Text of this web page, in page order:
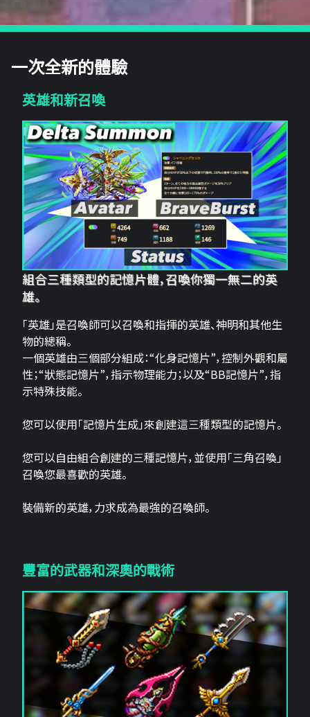
一次全新的體驗
英雄和新召喚
組合三種類型的記憶片體，召喚你獨一無二的英
雄。
「英雄」是召喚師可以召喚和指揮的英雄、神明和其他生
物的總稱。
一個英雄由三個部分組成：“化身記憶片”，控制外觀和屬
性；“狀態記憶片”，指示物理能力；以及“BB記憶片”，指
示特殊技能。
您可以使用「記憶片生成」來創建這三​​種類型的記憶片。
您可以自由組合創建的三種記憶片，並使用「三角召喚」
召喚您最喜歡的英雄。
裝備新的英雄，力求成為最強的召喚師。
豐富的武器和深奧的戰術